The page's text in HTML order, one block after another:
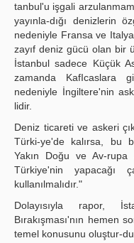
tanbul'u işgali
yayınla-dığı denizlerin
nedeniyle Fransa ve
zayıf deniz gücü olan bir
İstanbul sadece Küçük
zamanda KafIcaslara
nedeniyle İngiltere'nin
lidir.
Deniz ticareti ve askeri
Türki-ye'de kalırsa, bu
Yakın Doğu ve Av-rupa
Türkiye'nin yapacağı
kullanılmalıdır."
Dolayısıyla rapor,
Bırakışması'nın hemen
temel konusunu oluştur-